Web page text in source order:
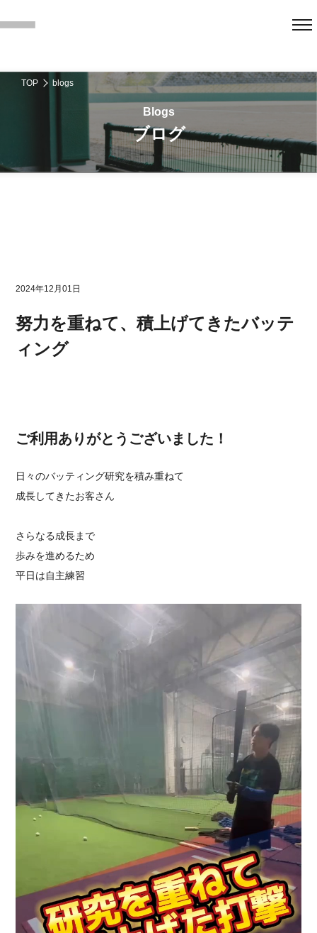
TOP blogs
ブログ
2024年12月01日
努力を重ねて、積上げてきたバッテ
ィング
ご利用ありがとうございました！
日々のバッティング研究を積み重ねて
成長してきたお客さん
さらなる成長まで
歩みを進めるため
平日は自主練習